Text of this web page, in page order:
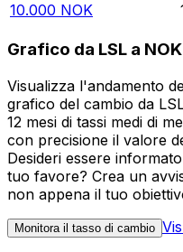
10.000 NOK
Grafico da LSL a NOK
Visualizza l'andamento
grafico del cambio da
12 mesi di tassi medi di
con precisione il valore
Desideri essere
tuo favore? Crea un
non appena il tuo
Monitora il tasso di cambio